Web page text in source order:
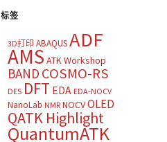
标签
3D打印 ABAQUSADF
AMS ATK Workshop
BAND COSMO-RS
DES DFT EDA EDA-NOCV
NanoLab NMR NOCVOLED
QATK Highlight
QuantumATK